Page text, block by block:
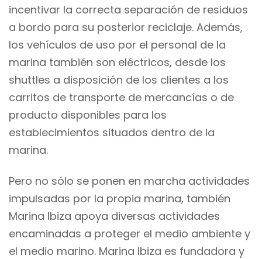
incentivar la correcta separación de residuos
a bordo para su posterior reciclaje. Además,
los vehículos de uso por el personal de la
marina también son eléctricos, desde los
shuttles a disposición de los clientes a los
carritos de transporte de mercancías o de
producto disponibles para los
establecimientos situados dentro de la
marina.
Pero no sólo se ponen en marcha actividades
impulsadas por la propia marina, también
Marina Ibiza apoya diversas actividades
encaminadas a proteger el medio ambiente y
el medio marino. Marina Ibiza es fundadora y